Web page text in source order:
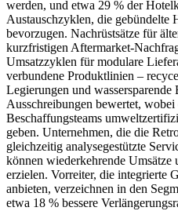
werden, und etwa 29 % der
Austauschzyklen, die gebündelte
bevorzugen. Nachrüstsätze für
kurzfristigen Aftermarket-
Umsatzzyklen für modulare
verbundene Produktlinien –
Legierungen und
Ausschreibungen bewertet,
Beschaffungsteams
geben. Unternehmen, die die
gleichzeitig analysegestützte
können wiederkehrende
erzielen. Vorreiter, die integrierte
anbieten, verzeichnen in den
etwa 18 % bessere